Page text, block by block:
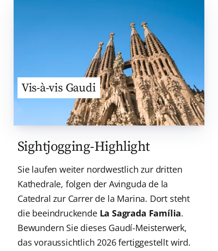
Vis-à-vis Gaudi
Sightjogging-Highlight
Sie laufen weiter nordwestlich zur dritten
Kathedrale, folgen der Avinguda de la
Catedral zur Carrer de la Marina. Dort steht
die beeindruckende La Sagrada Família.
Bewundern Sie dieses Gaudí-Meisterwerk,
das voraussichtlich 2026 fertiggestellt wird.